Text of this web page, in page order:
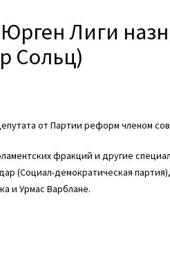
Лиги
Сольц)
от Партии реформ членом
фракций и другие
(Социал-демократическая
и Урмас Варблане.